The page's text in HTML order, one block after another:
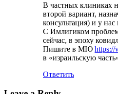
В частных клиниках
второй вариант,
консультация) и у
С Имлигиком
сейчас, в эпоху
Пишите в МЮ https://
в «израильскую
Ответить